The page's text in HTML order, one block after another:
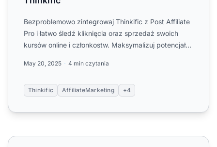
Bezproblemowo zintegrowaj Thinkific z Post Affiliate
Pro i łatwo śledź kliknięcia oraz sprzedaż swoich
kursów online i członkostw. Maksymalizuj potencjał
May 20, 2025 4 min czytania
Thinkific AffiliateMarketing +4
ThriveCart